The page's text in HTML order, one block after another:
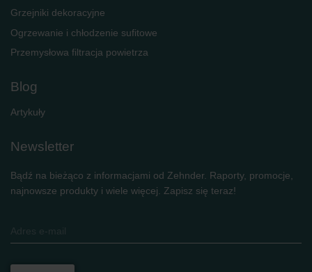
Grzejniki dekoracyjne
Ogrzewanie i chłodzenie sufitowe
Przemysłowa filtracja powietrza
Blog
Artykuły
Newsletter
Bądź na bieżąco z informacjami od Zehnder. Raporty, promocje,
najnowsze produkty i wiele więcej. Zapisz się teraz!